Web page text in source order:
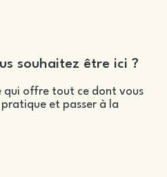
souhaitez être ici ?
qui offre tout ce dont vous
et passer à la